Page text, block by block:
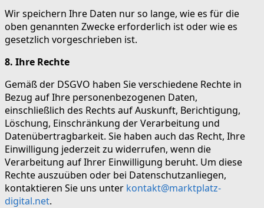
Wir speichern Ihre Daten nur so lange, wie es für die
oben genannten Zwecke erforderlich ist oder wie es
gesetzlich vorgeschrieben ist.
8. Ihre Rechte
Gemäß der DSGVO haben Sie verschiedene Rechte in
Bezug auf Ihre personenbezogenen Daten,
einschließlich des Rechts auf Auskunft, Berichtigung,
Löschung, Einschränkung der Verarbeitung und
Datenübertragbarkeit. Sie haben auch das Recht, Ihre
Einwilligung jederzeit zu widerrufen, wenn die
Verarbeitung auf Ihrer Einwilligung beruht. Um diese
Rechte auszuüben oder bei Datenschutzanliegen,
kontaktieren Sie uns unter kontakt@marktplatz-
digital.net.